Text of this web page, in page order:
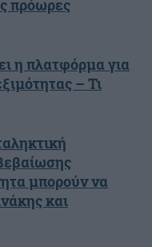
πρόωρες
η πλατφόρμα για
– Τι
μπορούν να
και